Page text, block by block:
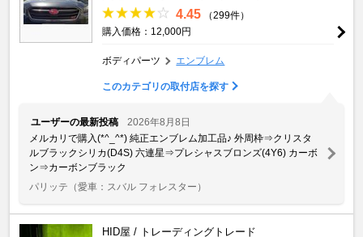
4.45
（299件）
購入価格：12,000円
ボディパーツ エンブレム
このカテゴリの取付店を探す
ユーザーの最新投稿
2026年8月8日
メルカリで購入(*^_^*) 純正エンブレム加工品♪ 外周枠⇒クリスタ
ルブラックシリカ(D4S) 六連星⇒プレシャスブロンズ(4Y6) カーボ
ン⇒カーボンブラック
パリッテ （愛車：スバル フォレスター）
HID屋 / トレーディングトレード